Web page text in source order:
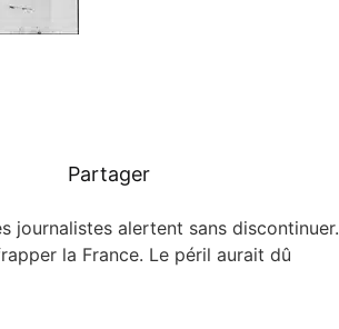
Partager
jour­na­listes alertent sans dis­con­ti­nuer.
la France. Le péril aurait dû